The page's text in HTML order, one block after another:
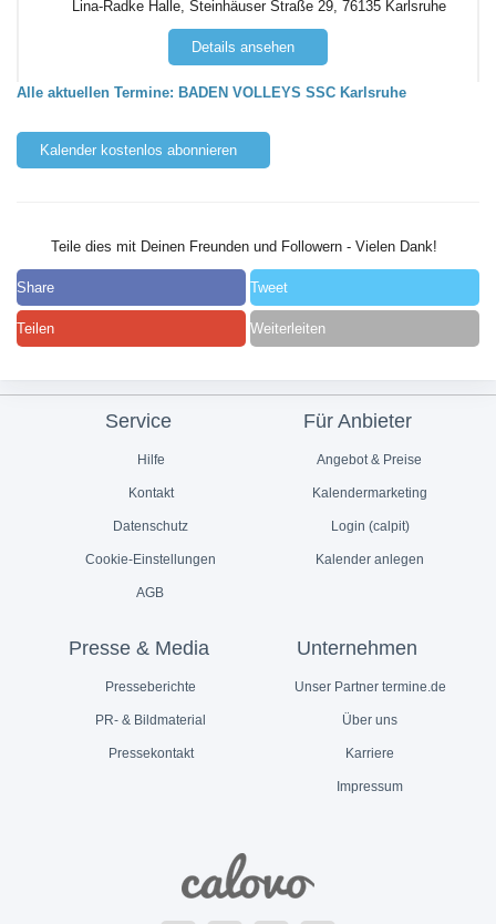
Lina-Radke Halle, Steinhäuser Straße 29, 76135 Karlsruhe
Details ansehen
Alle aktuellen Termine: BADEN VOLLEYS SSC Karlsruhe
Kalender kostenlos abonnieren
Teile dies mit Deinen Freunden und Followern - Vielen Dank!
Share Tweet
Teilen Weiterleiten
Service
Hilfe
Kontakt
Datenschutz
Cookie-Einstellungen
AGB
Für Anbieter
Angebot & Preise
Kalendermarketing
Login (calpit)
Kalender anlegen
Presse & Media
Presseberichte
PR- & Bildmaterial
Pressekontakt
Unternehmen
Unser Partner termine.de
Über uns
Karriere
Impressum